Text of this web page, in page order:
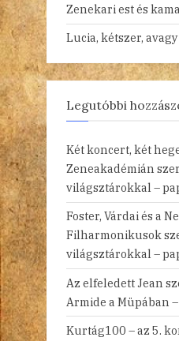
Zenekari est és
Lucia, kétszer,
Legutóbbi
Két koncert, két
Zeneakadémián
világsztárokkal –
Foster, Várdai és a
Filharmonikusok
világsztárokkal –
Az elfeledett Jean
Armide a Müpában
Kurtág100 – az 5.